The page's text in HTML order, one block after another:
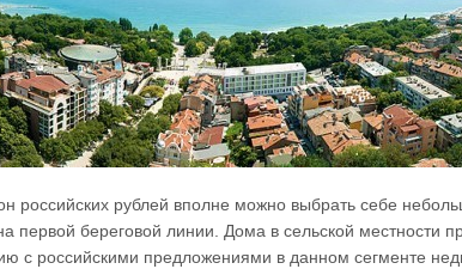
российских рублей вполне можно выбрать себе
первой береговой линии. Дома в сельской местности
с российскими предложениями в данном сегменте